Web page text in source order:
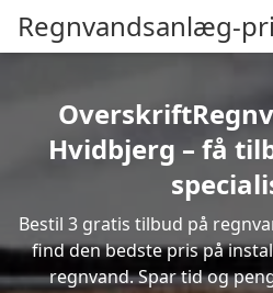
Regnvandsanlæg-
Hvidbjerg – få
Bestil 3 gratis tilbud på
find den bedste pris på
regnvand. Spar tid og